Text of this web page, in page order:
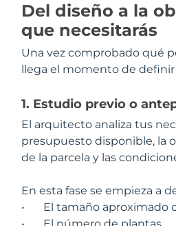
Del diseño a la
que necesitarás
Una vez comprobado qué
llega el momento de
1. Estudio previo o
El arquitecto analiza tus
presupuesto disponible, la
de la parcela y las
En esta fase se empieza a
•
El tamaño aproximado